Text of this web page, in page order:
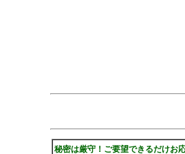
秘密は厳守！ご要望できるだけお